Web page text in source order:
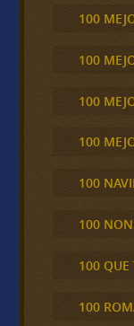
100
100
100
100
100
100
100 QUE
100